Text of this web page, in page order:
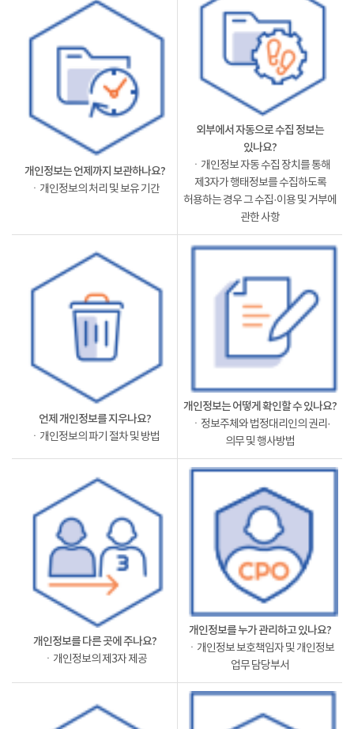
개인정보는 언제까지 보관하나요?
ㆍ개인정보의 처리 및 보유 기간
외부에서 자동으로 수집 정보는
있나요?
ㆍ개인정보 자동 수집 장치를 통해
제3자가 행태정보를 수집하도록
허용하는 경우 그 수집·이용 및 거부에
관한 사항
언제 개인정보를 지우나요?
ㆍ개인정보의 파기 절차 및 방법
개인정보는 어떻게 확인할 수 있나요?
ㆍ정보주체와 법정대리인의 권리·
의무 및 행사방법
개인정보를 다른 곳에 주나요?
ㆍ개인정보의 제3자 제공
개인정보를 누가 관리하고 있나요?
ㆍ개인정보 보호책임자 및 개인정보
업무 담당부서